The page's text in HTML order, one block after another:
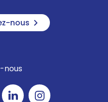
nous
nous